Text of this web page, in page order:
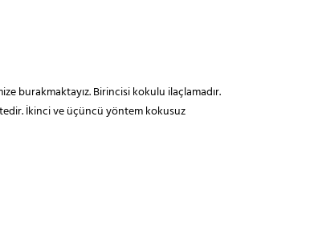
burakmaktayız. Birincisi kokulu ilaçlamadır.
İkinci ve üçüncü yöntem kokusuz